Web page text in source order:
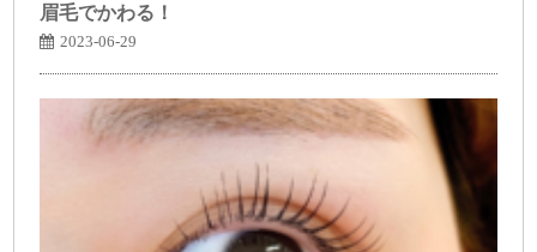
眉毛でかわる！
2023-06-29